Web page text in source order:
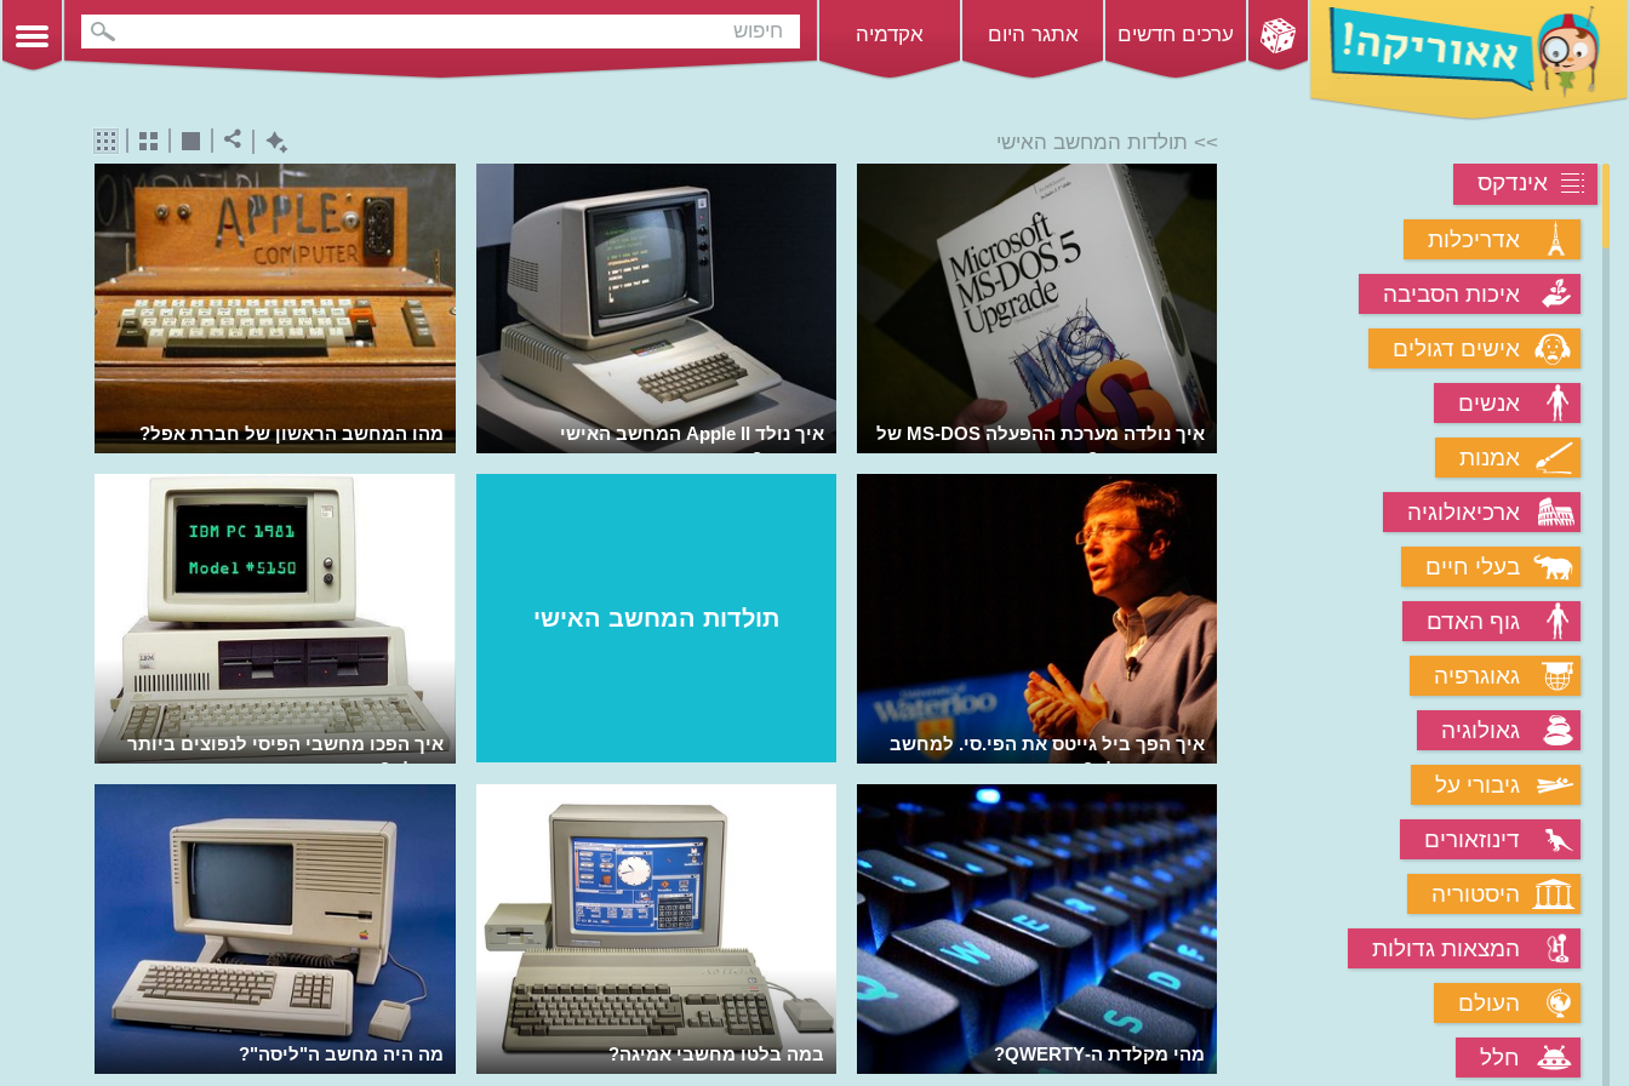
ערכים חדשים אתגר היום אקדמיה
אינדקס
אדריכלות
איכות הסביבה
אישים דגולים
אנשים
אמנות
ארכיאולוגיה
בעלי חיים
גוף האדם
גאוגרפיה
גאולוגיה
גיבורי על
דינוזאורים
היסטוריה
המצאות גדולות
העולם
חלל
>> תולדות המחשב האישי
מהו המחשב הראשון של חברת אפל?
איך נולד Apple II המחשב האישי
הראשון?
איך נולדה מערכת ההפעלה MS-DOS של
מחשב הפיסי?
איך הפכו מחשבי הפיסי לנפוצים ביותר
בעולם?
תולדות המחשב האישי
איך הפך ביל גייטס את הפי.סי. למחשב
הנמכר בעולם?
מה היה מחשב ה"ליסה"? במה בלטו מחשבי אמיגה? מהי מקלדת ה-QWERTY?
כיצד הגיע מחשב הקומודור לכולם?
איך קידמה זירוקס את עולם המחשב
האישי?
מה תרמה שפת התכנות BASIC?